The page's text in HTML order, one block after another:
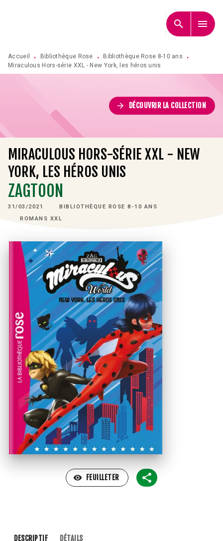
search menu
Accueil • Bibliothèque Rose • Bibliothèque Rose 8-10 ans
•
Miraculous Hors-série XXL - New York, les héros unis
arrow_forward DÉCOUVRIR LA COLLECTION
MIRACULOUS HORS-SÉRIE XXL - NEW
YORK, LES HÉROS UNIS
ZAGTOON
31/03/2021
BIBLIOTHÈQUE ROSE 8-10 ANS
ROMANS XXL
visibility FEUILLETER
DESCRIPTIF DÉTAILS